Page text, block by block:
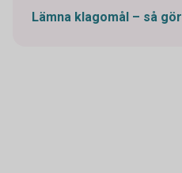
Lämna klagomål – så gör